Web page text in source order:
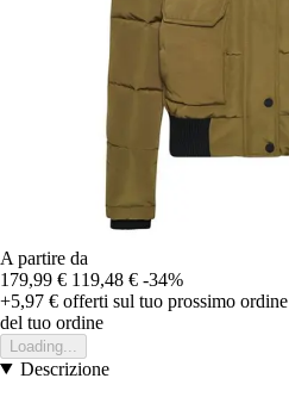
A partire da
179,99 € 119,48 € -34%
+5,97 € offerti sul tuo prossimo ordine
del tuo ordine
Loading...
Descrizione